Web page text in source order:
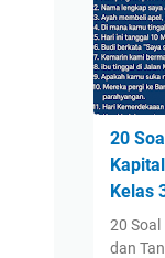
20
Kelas
20
dan